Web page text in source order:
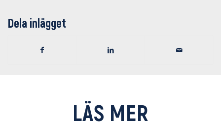
Dela inlägget
LÄS MER